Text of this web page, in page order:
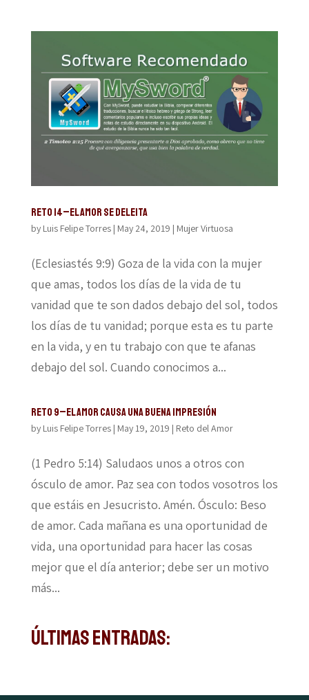
Reto 14–El amor se deleita
by Luis Felipe Torres| May 24, 2019 | Mujer Virtuosa
(Eclesiastés 9:9) Goza de la vida con la mujer
que amas, todos los días de la vida de tu
vanidad que te son dados debajo del sol, todos
los días de tu vanidad; porque esta es tu parte
en la vida, y en tu trabajo con que te afanas
debajo del sol. Cuando conocimos a...
Reto 9–El amor causa una buena impresión
by Luis Felipe Torres| May 19, 2019 | Reto del Amor
(1 Pedro 5:14) Saludaos unos a otros con
ósculo de amor. Paz sea con todos vosotros los
que estáis en Jesucristo. Amén. Ósculo: Beso
de amor. Cada mañana es una oportunidad de
vida, una oportunidad para hacer las cosas
mejor que el día anterior; debe ser un motivo
más...
Últimas Entradas: